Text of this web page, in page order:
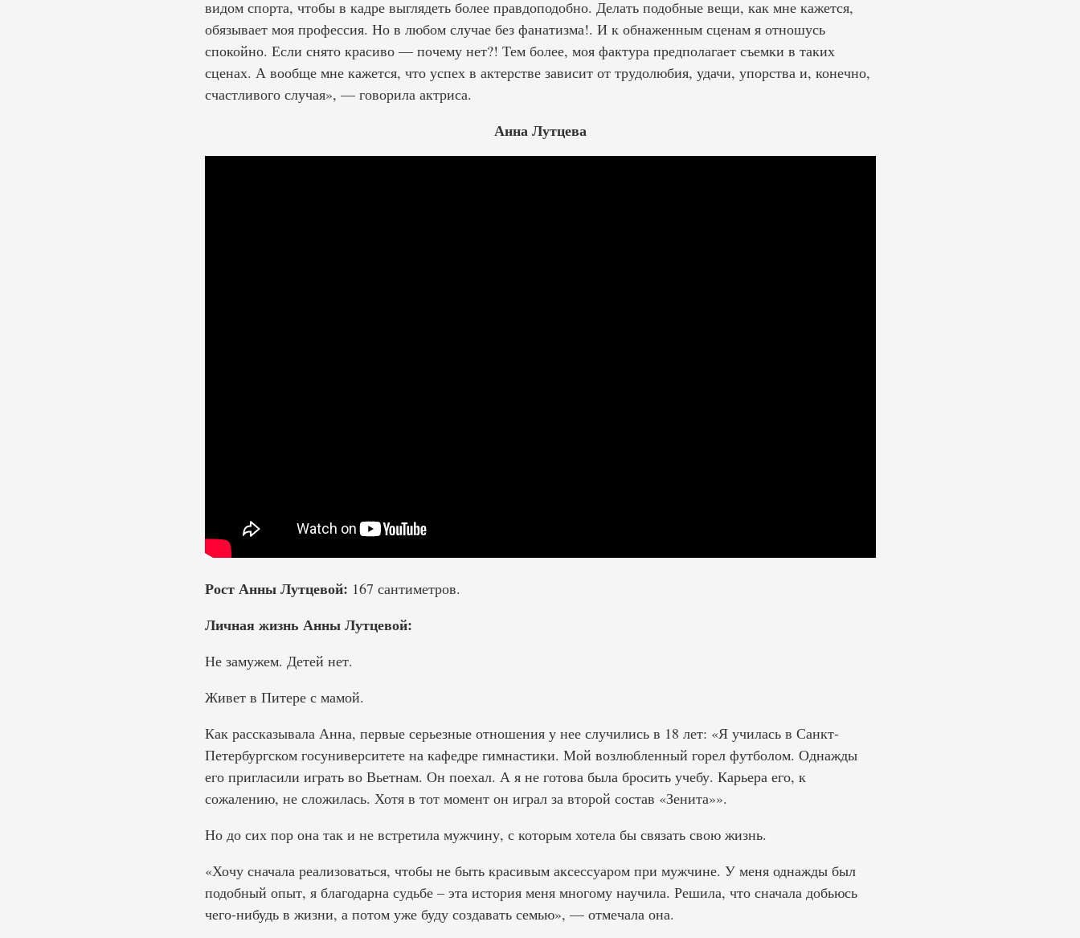
видом спорта, чтобы в кадре выглядеть более правдоподобно. Делать подобные вещи, как мне кажется,
обязывает моя профессия. Но в любом случае без фанатизма!. И к обнаженным сценам я отношусь
спокойно. Если снято красиво — почему нет?! Тем более, моя фактура предполагает съемки в таких
сценах. А вообще мне кажется, что успех в актерстве зависит от трудолюбия, удачи, упорства и, конечно,
счастливого случая», — говорила актриса.
Анна Лутцева
Рост Анны Лутцевой: 167 сантиметров.
Личная жизнь Анны Лутцевой:
Не замужем. Детей нет.
Живет в Питере с мамой.
Как рассказывала Анна, первые серьезные отношения у нее случились в 18 лет: «Я училась в Санкт-
Петербургском госуниверситете на кафедре гимнастики. Мой возлюбленный горел футболом. Однажды
его пригласили играть во Вьетнам. Он поехал. А я не готова была бросить учебу. Карьера его, к
сожалению, не сложилась. Хотя в тот момент он играл за второй состав «Зенита»».
Но до сих пор она так и не встретила мужчину, с которым хотела бы связать свою жизнь.
«Хочу сначала реализоваться, чтобы не быть красивым аксессуаром при мужчине. У меня однажды был
подобный опыт, я благодарна судьбе – эта история меня многому научила. Решила, что сначала добьюсь
чего-нибудь в жизни, а потом уже буду создавать семью», — отмечала она.